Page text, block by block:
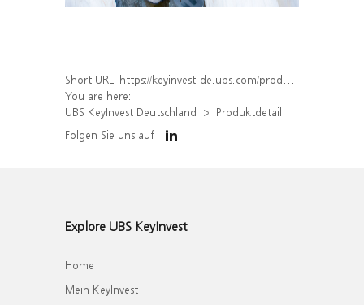
Short URL: https://keyinvest-de.ubs.com/produkt/detail/index/isin/DE000WA62AE1
You are here:
UBS KeyInvest Deutschland
Produktdetail
Folgen Sie uns auf
Explore UBS KeyInvest
Home
Mein KeyInvest